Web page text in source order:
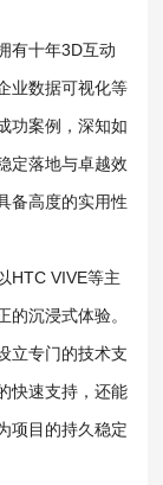
有十年3D互动
业数据可视化等
功案例，深知如
定落地与卓越效
备高度的实用性
HTC VIVE等主
沉浸式体验。
立专门的技术支
快速支持，还能
项目的持久稳定